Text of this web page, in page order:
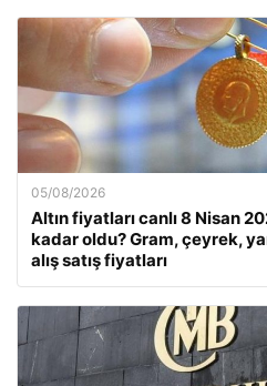
05/08/2026
Altın fiyatları canlı 8 Nisan
kadar oldu? Gram, çeyrek,
alış satış fiyatları